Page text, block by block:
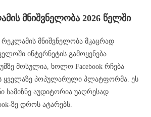
მნიშვნელობა 2026 წელში
რეკლამის მნიშვნელობა მკაცრად
ინტერნეტის გამოყენება
მოსულია, ხოლო Facebook რჩება
ყველაზე პოპულარული პლატფორმა. ეს
სამიზნე აუდიტორია უაღრესად
ზე დროს ატარებს.